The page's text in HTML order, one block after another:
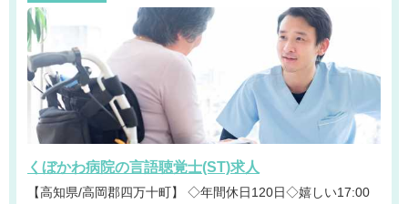
くぼかわ病院の言語聴覚士(ST)求人
【高知県/高岡郡四万十町】 ◇年間休日120日◇嬉しい17:00